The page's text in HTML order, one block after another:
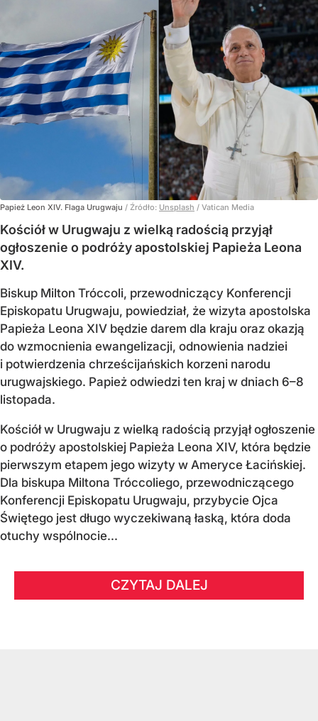
Papież Leon XIV. Flaga Urugwaju / Źródło: Unsplash / Vatican Media
Kościół w Urugwaju z wielką radością przyjął
ogłoszenie o podróży apostolskiej Papieża Leona
XIV.
Biskup Milton Tróccoli, przewodniczący Konferencji
Episkopatu Urugwaju, powiedział, że wizyta apostolska
Papieża Leona XIV będzie darem dla kraju oraz okazją
do wzmocnienia ewangelizacji, odnowienia nadziei
i potwierdzenia chrześcijańskich korzeni narodu
urugwajskiego. Papież odwiedzi ten kraj w dniach 6–8
listopada.
Kościół w Urugwaju z wielką radością przyjął ogłoszenie
o podróży apostolskiej Papieża Leona XIV, która będzie
pierwszym etapem jego wizyty w Ameryce Łacińskiej.
Dla biskupa Miltona Tróccoliego, przewodniczącego
Konferencji Episkopatu Urugwaju, przybycie Ojca
Świętego jest długo wyczekiwaną łaską, która doda
otuchy wspólnocie...
CZYTAJ DALEJ